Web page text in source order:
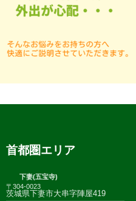
首都圏エリア
下妻(五宝寺)
〒304-0023
茨城県下妻市大串字陣屋419